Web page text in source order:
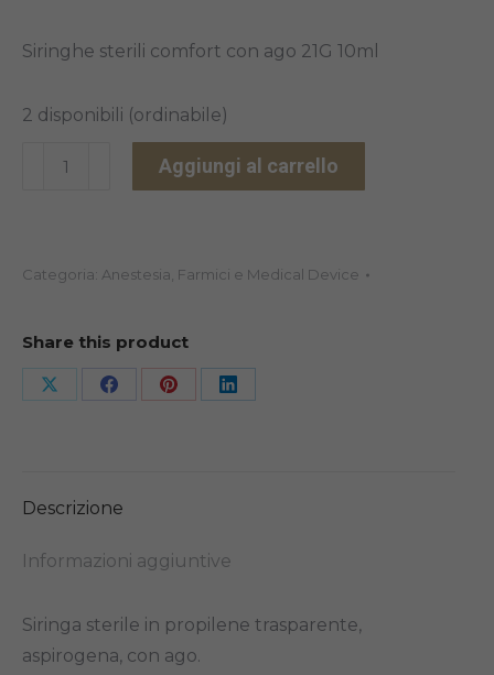
Siringhe sterili comfort con ago 21G 10ml
2 disponibili (ordinabile)
SIRINGHE
AGO
10ML
quantità
Aggiungi al carrello
Categoria: Anestesia, Farmici e Medical Device
Share this product
Share
Share Share Share
Descrizione
Informazioni aggiuntive
Siringa sterile in propilene trasparente,
aspirogena, con ago.